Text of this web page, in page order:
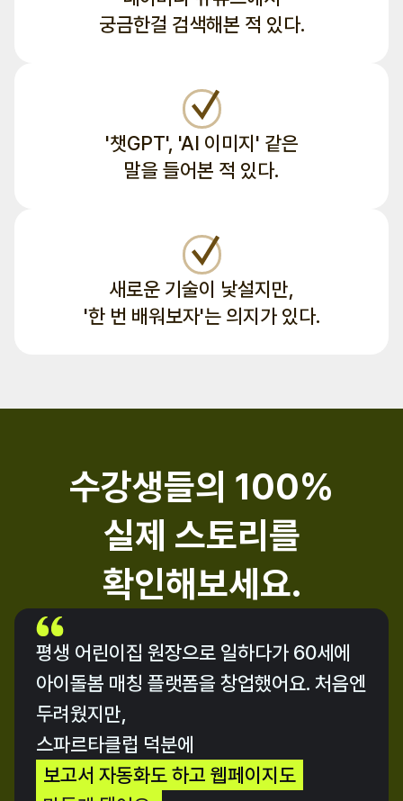
궁금한걸 검색해본 적 있다.
'챗GPT', 'AI 이미지' 같은
말을 들어본 적 있다.
새로운 기술이 낯설지만,
'한 번 배워보자'는 의지가 있다.
수강생들의 100%
실제 스토리를
확인해보세요.
60세에 처음
AI를 배우다.
수강생 이은임님 인터뷰 中
평생 어린이집 원장으로 일하다가 60세에
아이돌봄 매칭 플랫폼을 창업했어요. 처음엔
두려웠지만,
스파르타클럽 덕분에
보고서 자동화도 하고 웹페이지도